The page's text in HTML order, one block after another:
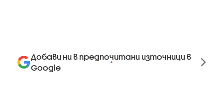
Добави ни в предпочитани източници в
Google